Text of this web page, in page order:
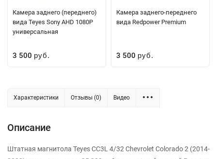
Камера заднего (переднего)
вида Teyes Sony AHD 1080P
универсальная
3 500 руб.
Камера заднего-переднего
вида Redpower Premium
3 500 руб.
Характеристики Отзывы (0) Видео
Описание
Штатная магнитола Teyes CC3L 4/32 Chevrolet Colorado 2 (2014-